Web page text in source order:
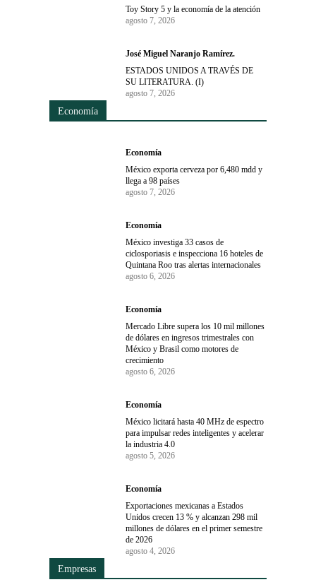
Toy Story 5 y la economía de la atención
agosto 7, 2026
José Miguel Naranjo Ramírez.
ESTADOS UNIDOS A TRAVÉS DE
SU LITERATURA. (I)
agosto 7, 2026
Economía
Economía
México exporta cerveza por 6,480 mdd y
llega a 98 países
agosto 7, 2026
Economía
México investiga 33 casos de
ciclosporiasis e inspecciona 16 hoteles de
Quintana Roo tras alertas internacionales
agosto 6, 2026
Economía
Mercado Libre supera los 10 mil millones
de dólares en ingresos trimestrales con
México y Brasil como motores de
crecimiento
agosto 6, 2026
Economía
México licitará hasta 40 MHz de espectro
para impulsar redes inteligentes y acelerar
la industria 4.0
agosto 5, 2026
Economía
Exportaciones mexicanas a Estados
Unidos crecen 13 % y alcanzan 298 mil
millones de dólares en el primer semestre
de 2026
agosto 4, 2026
Empresas